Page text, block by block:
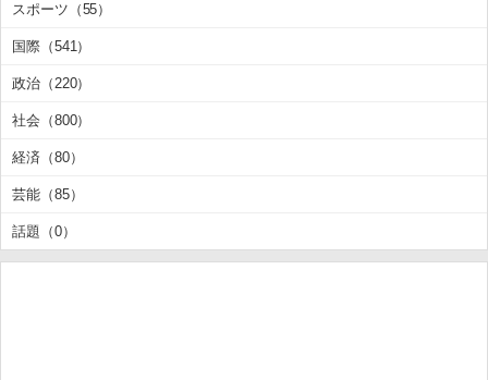
スポーツ（55）
国際（541）
政治（220）
社会（800）
経済（80）
芸能（85）
話題（0）